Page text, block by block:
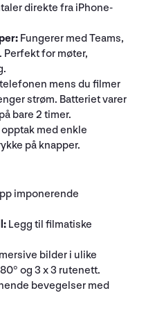
direkte fra iPhone-
Fungerer med Teams,
Perfekt for møter,
mens du filmer
strøm. Batteriet varer
bare 2 timer.
med enkle
på knapper.
imponerende
Legg til filmatiske
bilder i ulike
og 3 x 3 rutenett.
bevegelser med